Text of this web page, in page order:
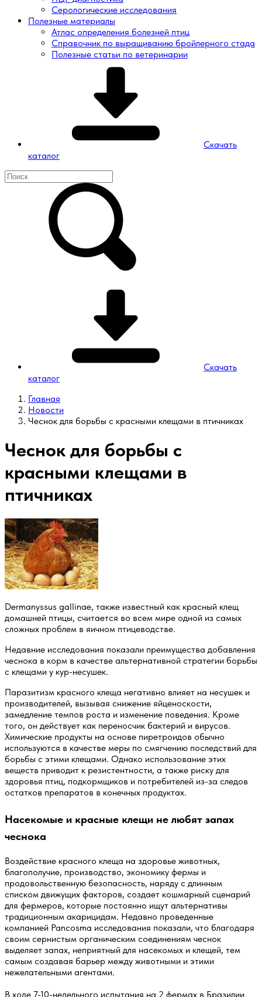
Серологические исследования
Полезные материалы
Атлас определения болезней птиц
Справочник по выращиванию бройлерного стада
Полезные статьи по ветеринарии
Скачать
каталог
Скачать
каталог
Главная
Новости
Чеснок для борьбы с красными клещами в птичниках
Чеснок для борьбы с
красными клещами в
птичниках
Dermanyssus gallinae, также известный как красный клещ
домашней птицы, считается во всем мире одной из самых
сложных проблем в яичном птицеводстве.
Недавние исследования показали преимущества добавления
чеснока в корм в качестве альтернативной стратегии борьбы
с клещами у кур-несушек.
Паразитизм красного клеща негативно влияет на несушек и
производителей, вызывая снижение яйценоскости,
замедление темпов роста и изменение поведения. Кроме
того, он действует как переносчик бактерий и вирусов.
Химические продукты на основе пиретроидов обычно
используются в качестве меры по смягчению последствий для
борьбы с этими клещами. Однако использование этих
веществ приводит к резистентности, а также риску для
здоровья птиц, подкормщиков и потребителей из-за следов
остатков препаратов в конечных продуктах.
Насекомые и красные клещи не любят запах
чеснока
Воздействие красного клеща на здоровье животных,
благополучие, производство, экономику фермы и
продовольственную безопасность, наряду с длинным
списком движущих факторов, создает кошмарный сценарий
для фермеров, которые постоянно ищут альтернативы
традиционным акарицидам. Недавно проведенные
компанией Pancosma исследования показали, что благодаря
своим сернистым органическим соединениям чеснок
выделяет запах, неприятный для насекомых и клещей, тем
самым создавая барьер между животными и этими
нежелательными агентами.
В ходе 7-10-недельного испытания на 2 фермах в Бразилии